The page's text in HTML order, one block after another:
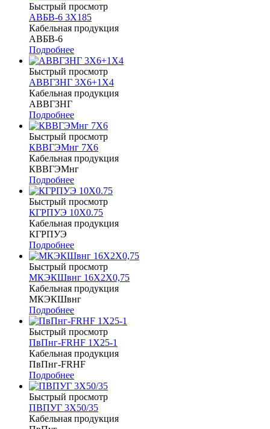
Быстрый просмотр
АВБВ-6 3Х185
Кабельная продукция
АВБВ-6
Подробнее
Быстрый просмотр
АВВГЗНГ 3Х6+1Х4
Кабельная продукция
АВВГЗНГ
Подробнее
Быстрый просмотр
КВВГЭМнг 7Х6
Кабельная продукция
КВВГЭМнг
Подробнее
Быстрый просмотр
КГРПУЭ 10Х0.75
Кабельная продукция
КГРПУЭ
Подробнее
Быстрый просмотр
МКЭКШвнг 16Х2Х0,75
Кабельная продукция
МКЭКШвнг
Подробнее
Быстрый просмотр
ПвПнг-FRHF 1Х25-1
Кабельная продукция
ПвПнг-FRHF
Подробнее
Быстрый просмотр
ПВПУГ 3Х50/35
Кабельная продукция